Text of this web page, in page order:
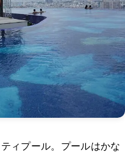
ィプール。プールはかな